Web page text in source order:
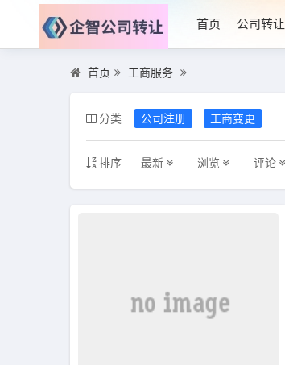
首页 公司转让
首页 工商服务
分类 公司注册 工商变更
排序 最新 浏览 评论